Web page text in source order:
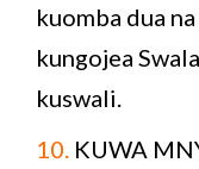
kuomba dua
kungojea
kuswali.
10. KUWA